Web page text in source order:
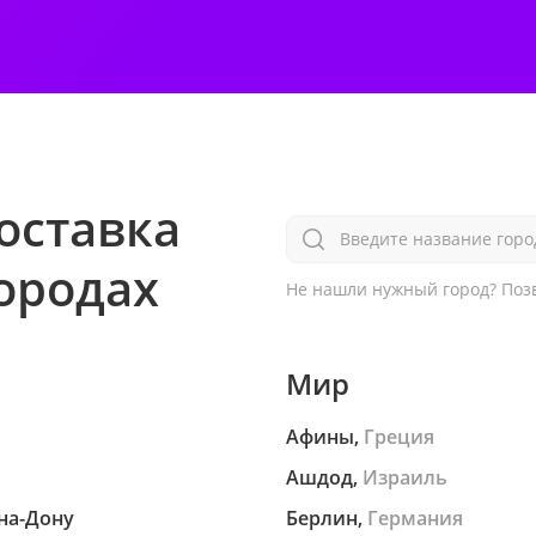
Введите название
Дону
Мир
Афины, Греция
Ашдод, Израиль
Берлин, Германия
Не нашли нужный город?